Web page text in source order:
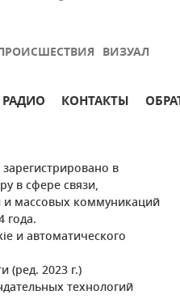
ВИЗУАЛ
РАДИО КОНТАКТЫ
в
в сфере связи,
массовых коммуникаций
года.
и автоматического
(ред. 2023 г.)
технологий